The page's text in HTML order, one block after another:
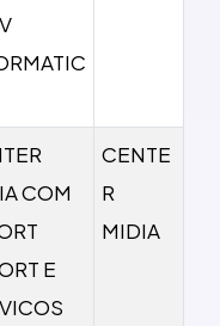
COM
E
CENTE
R
MIDIA